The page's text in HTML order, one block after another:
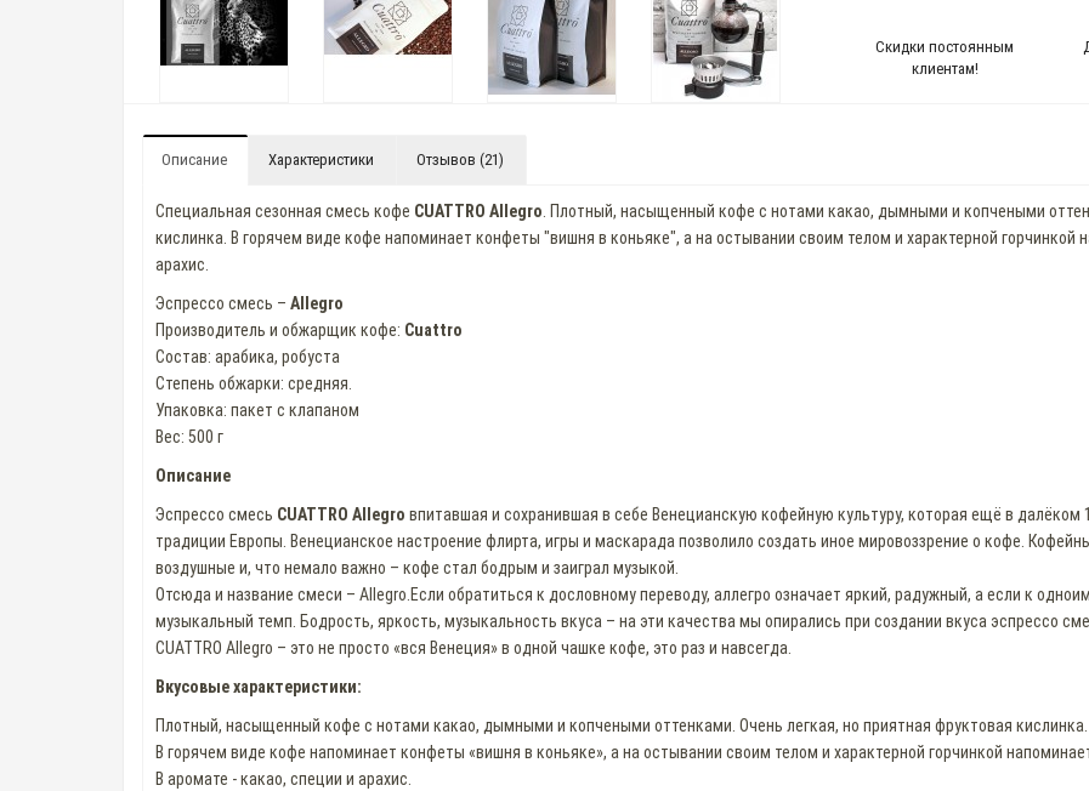
Скидки постоянным
клиентам!
Описание Характеристики Отзывов (21)
Специальная сезонная смесь кофе CUATTRO Allegro. Плотный, насыщенный кофе с нотами какао, дымными и копчеными
кислинка. В горячем виде кофе напоминает конфеты "вишня в коньяке", а на остывании своим телом и характерной горчинкой
арахис.
Эспрессо смесь – Allegro
Производитель и обжарщик кофе: Cuattro
Состав: арабика, робуста
Степень обжарки: средняя.
Упаковка: пакет с клапаном
Вес: 500 г
Описание
Эспрессо смесь CUATTRO Allegro впитавшая и сохранившая в себе Венецианскую кофейную культуру, которая ещё в
традиции Европы. Венецианское настроение флирта, игры и маскарада позволило создать иное мировоззрение о кофе.
воздушные и, что немало важно – кофе стал бодрым и заиграл музыкой.
Отсюда и название смеси – Allegro.Если обратиться к дословному переводу, аллегро означает яркий, радужный, а если к
музыкальный темп. Бодрость, яркость, музыкальность вкуса – на эти качества мы опирались при создании вкуса эспрессо
CUATTRO Allegro – это не просто «вся Венеция» в одной чашке кофе, это раз и навсегда.
Вкусовые характеристики:
Плотный, насыщенный кофе с нотами какао, дымными и копчеными оттенками. Очень легкая, но приятная фруктовая кислинка.
В горячем виде кофе напоминает конфеты «вишня в коньяке», а на остывании своим телом и характерной горчинкой
В аромате - какао, специи и арахис.